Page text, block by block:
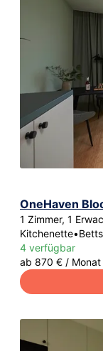
OneHaven
1 Zimmer, 1
Kitchenette•
4 verfügbar
ab 870 € / Monat